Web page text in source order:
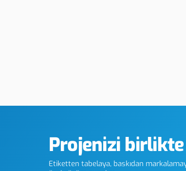
Projenizi
Etiketten tabelaya, baskıdan